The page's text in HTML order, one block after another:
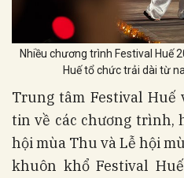
Nhiều chương trình Festival Huế
Huế tổ chức trải dài từ
Trung tâm Festival Huế
tin về các chương trình,
hội mùa Thu và Lễ hội
khuôn khổ Festival